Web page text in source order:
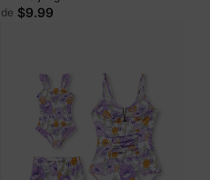
borde de concha con cubierta de
de $9.99